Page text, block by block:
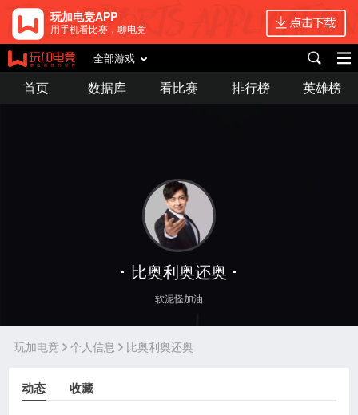
玩加电竞APP
用手机看比赛，聊电竞
全部游戏
首页 数据库 看比赛 排行榜 英雄榜
比奥利奥还奥
软泥怪加油
玩加电竞 个人信息 比奥利奥还奥
动态 收藏